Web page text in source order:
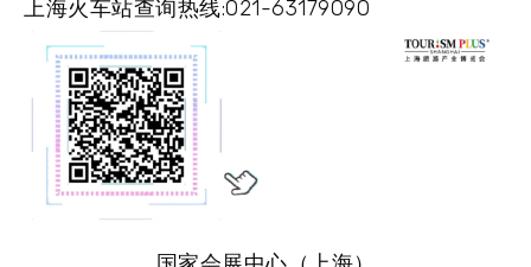
上海火车站查询热线:021-63179090